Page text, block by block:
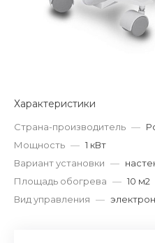
Характеристики
Страна-производитель —
Мощность — 1 кВт
Вариант установки —
Площадь обогрева — 10 м2
Вид управления —